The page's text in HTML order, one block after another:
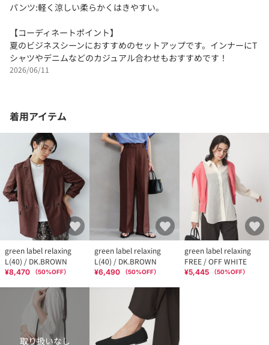
パンツ:軽く涼しい柔らかくはきやすい。
【コーディネートポイント】
夏のビジネスシーンにおすすめのセットアップです。インナーにT
シャツやデニムなどのカジュアル合わせもおすすめです！
2026/06/11
着用アイテム
green label relaxing
L(40) / DK.BROWN
¥8,470 （50%OFF）
green label relaxing
L(40) / DK.BROWN
¥6,490 （50%OFF）
green label relaxing
FREE / OFF WHITE
¥5,445 （50%OFF）
取り扱いなし